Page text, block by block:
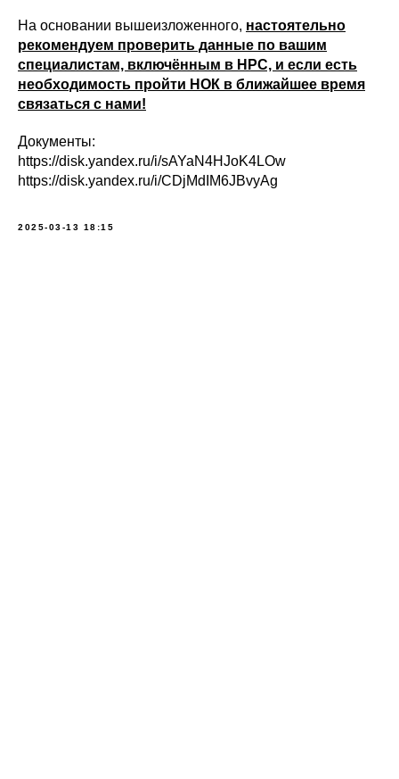
На основании вышеизложенного, настоятельно
рекомендуем проверить данные по вашим
специалистам, включённым в НРС, и если есть
необходимость пройти НОК в ближайшее время
связаться с нами!
Документы:
https://disk.yandex.ru/i/sAYaN4HJoK4LOw
https://disk.yandex.ru/i/CDjMdIM6JBvyAg
2025-03-13 18:15